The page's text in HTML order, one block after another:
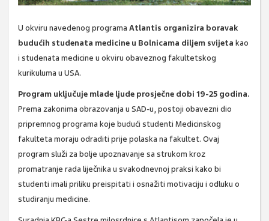
U okviru navedenog programa Atlantis organizira boravak
budućih studenata medicine u Bolnicama diljem svijeta kao
i studenata medicine u okviru obaveznog fakultetskog
kurikuluma u USA.
Program uključuje mlade ljude prosječne dobi 19-25 godina.
Prema zakonima obrazovanja u SAD-u, postoji obavezni dio
pripremnog programa koje budući studenti Medicinskog
fakulteta moraju odraditi prije polaska na fakultet. Ovaj
program služi za bolje upoznavanje sa strukom kroz
promatranje rada liječnika u svakodnevnoj praksi kako bi
studenti imali priliku preispitati i osnažiti motivaciju i odluku o
studiranju medicine.